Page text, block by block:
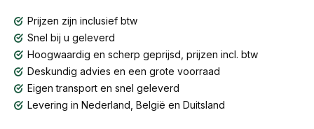
Prijzen zijn inclusief btw
Snel bij u geleverd
Hoogwaardig en scherp geprijsd, prijzen incl. btw
Deskundig advies en een grote voorraad
Eigen transport en snel geleverd
Levering in Nederland, België en Duitsland